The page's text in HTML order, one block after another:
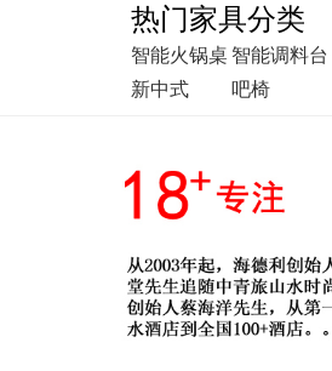
热门家具分类
智能火锅桌 智能调料台
新中式
吧椅